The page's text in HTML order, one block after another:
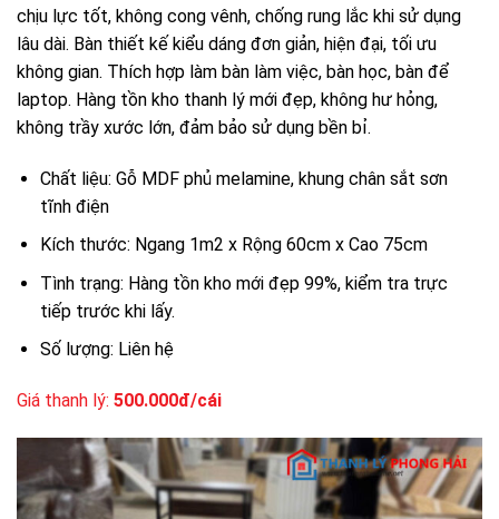
chịu lực tốt, không cong vênh, chống rung lắc khi sử dụng
lâu dài. Bàn thiết kế kiểu dáng đơn giản, hiện đại, tối ưu
không gian. Thích hợp làm bàn làm việc, bàn học, bàn để
laptop. Hàng tồn kho thanh lý mới đẹp, không hư hỏng,
không trầy xước lớn, đảm bảo sử dụng bền bỉ.
Chất liệu: Gỗ MDF phủ melamine, khung chân sắt sơn
tĩnh điện
Kích thước: Ngang 1m2 x Rộng 60cm x Cao 75cm
Tình trạng: Hàng tồn kho mới đẹp 99%, kiểm tra trực
tiếp trước khi lấy.
Số lượng: Liên hệ
Giá thanh lý: 500.000đ/cái